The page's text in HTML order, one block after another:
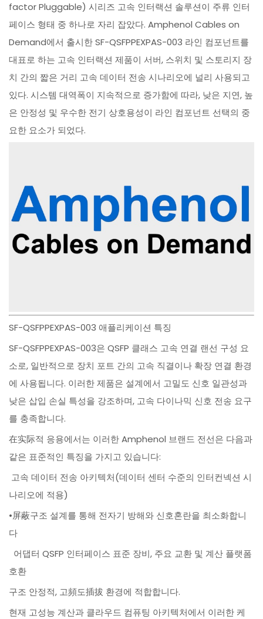
factor Pluggable) 시리즈 고속 인터랙션 솔루션이 주류 인터
페이스 형태 중 하나로 자리 잡았다. Amphenol Cables on
Demand에서 출시한 SF-QSFPPEXPAS-003 라인 컴포넌트를
대표로 하는 고속 인터랙션 제품이 서버, 스위치 및 스토리지 장
치 간의 짧은 거리 고속 데이터 전송 시나리오에 널리 사용되고
있다. 시스템 대역폭이 지속적으로 증가함에 따라, 낮은 지연, 높
은 안정성 및 우수한 전기 상호용성이 라인 컴포넌트 선택의 중
요한 요소가 되었다.
SF-QSFPPEXPAS-003 애플리케이션 특징
SF-QSFPPEXPAS-003은 QSFP 클래스 고속 연결 랜선 구성 요
소로, 일반적으로 장치 포트 간의 고속 직결이나 확장 연결 환경
에 사용됩니다. 이러한 제품은 설계에서 고밀도 신호 일관성과
낮은 삽입 손실 특성을 강조하며, 고속 다이나믹 신호 전송 요구
를 충족합니다.
在实际적 응용에서는 이러한 Amphenol 브랜드 전선은 다음과
같은 표준적인 특징을 가지고 있습니다:
고속 데이터 전송 아키텍처(데이터 센터 수준의 인터컨넥션 시
나리오에 적용)
•屏蔽구조 설계를 통해 전자기 방해와 신호혼란을 최소화합니
다
어댑터 QSFP 인터페이스 표준 장비, 주요 교환 및 계산 플랫폼
호환
구조 안정적, 고頻도插拔 환경에 적합합니다.
현재 고성능 계산과 클라우드 컴퓨팅 아키텍처에서 이러한 케